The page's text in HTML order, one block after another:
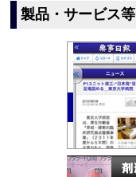
製品・サービス等